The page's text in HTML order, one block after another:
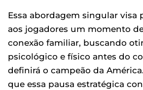
Essa abordagem singular visa
aos jogadores um momento
conexão familiar, buscando
psicológico e físico antes do
definirá o campeão da
que essa pausa estratégica